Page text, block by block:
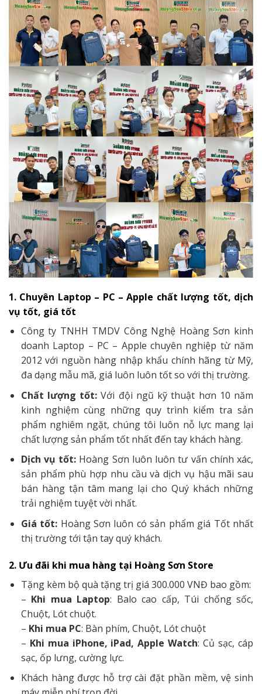
1. Chuyên Laptop – PC – Apple chất lượng tốt, dịch
vụ tốt, giá tốt
Công ty TNHH TMDV Công Nghệ Hoàng Sơn kinh
doanh Laptop – PC – Apple chuyên nghiệp từ năm
2012 với nguồn hàng nhập khẩu chính hãng từ Mỹ,
đa dạng mẫu mã, giá luôn luôn tốt so với thị trường.
Chất lượng tốt: Với đội ngũ kỹ thuật hơn 10 năm
kinh nghiệm cùng những quy trình kiểm tra sản
phẩm nghiêm ngặt, chúng tôi luôn nỗ lực mang lại
chất lượng sản phẩm tốt nhất đến tay khách hàng.
Dịch vụ tốt: Hoàng Sơn luôn luôn tư vấn chính xác,
sản phẩm phù hợp nhu cầu và dịch vụ hậu mãi sau
bán hàng tận tâm mang lại cho Quý khách những
trải nghiệm tuyệt vời nhất.
Giá tốt: Hoàng Sơn luôn có sản phẩm giá Tốt nhất
thị trường tới tận tay quý khách.
2. Ưu đãi khi mua hàng tại Hoàng Sơn Store
Tặng kèm bộ quà tặng trị giá 300.000 VNĐ bao gồm:
– Khi mua Laptop: Balo cao cấp, Túi chống sốc,
Chuột, Lót chuột.
– Khi mua PC: Bàn phím, Chuột, Lót chuột
– Khi mua iPhone, iPad, Apple Watch: Củ sạc, cáp
sạc, ốp lưng, cường lực.
Khách hàng được hỗ trợ cài đặt phần mềm, vệ sinh